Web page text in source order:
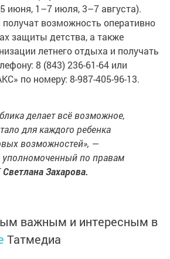
июня, 1–7 июля, 3–7 августа).
возможность оперативно
защиты детства, а также
летнего отдыха и получать
8 (843) 236-61-64 или
по номеру: 8-987-405-96-13.
делает всё возможное,
для каждого ребенка
возможностей», —
уполномоченный по правам
Светлана Захарова.
важным и интересным в
Татмедиа